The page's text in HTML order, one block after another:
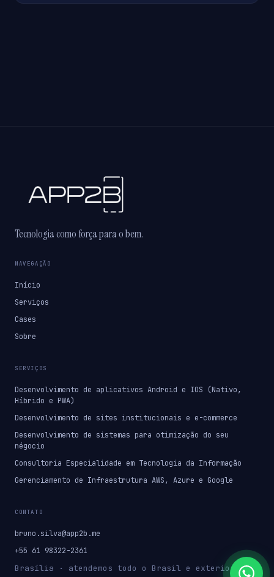
Tecnologia como força para o bem.
NAVEGAÇÃO
Início
Serviços
Cases
Sobre
SERVIÇOS
Desenvolvimento de aplicativos Android e IOS (Nativo,
Híbrido e PWA)
Desenvolvimento de sites institucionais e e-commerce
Desenvolvimento de sistemas para otimização do seu
négocio
Consultoria Especialidade em Tecnologia da Informação
Gerenciamento de Infraestrutura AWS, Azure e Google
CONTATO
bruno.silva@app2b.me
+55 61 98322-2361
Brasília · atendemos todo o Brasil e exterior